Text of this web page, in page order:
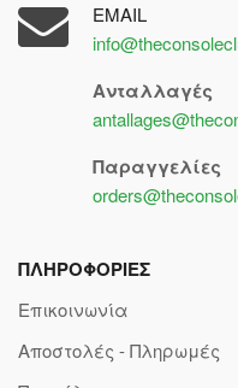
EMAIL
Ανταλλαγές
Παραγγελίες
ΠΛΗΡΟΦΟΡΙΕΣ
Επικοινωνία
Αποστολές - Πληρωμές